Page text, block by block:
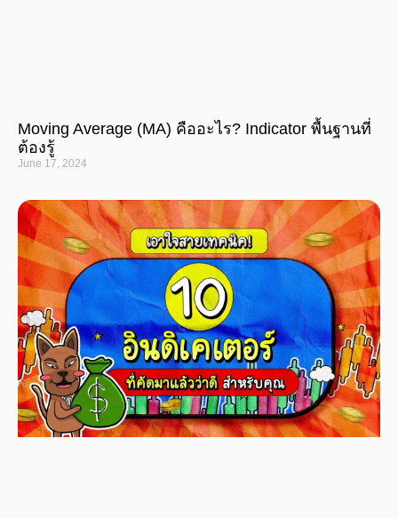
Moving Average (MA) คืออะไร? Indicator พื้นฐานที่
ต้องรู้
June 17, 2024